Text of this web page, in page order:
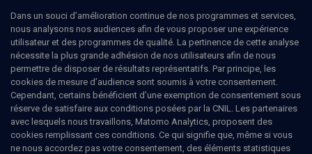
Conseil International des Femmes Juives
Elisabeth Birene est vice-présidente du Conseil International des
Femmes Juives (ICJW).
Ajouter Partager J’aime
Dans un souci d’amélioration continue de nos programmes et services,
nous analysons nos audiences afin de vous proposer une expérience
utilisateur et des programmes de qualité. La pertinence de cette analyse
nécessite la plus grande adhésion de nos utilisateurs afin de nous
permettre de disposer de résultats représentatifs. Par principe, les
cookies de mesure d’audience sont soumis à votre consentement.
Cependant, certains bénéficient d’une exemption de consentement sous
réserve de satisfaire aux conditions posées par la CNIL. Les partenaires
avec lesquels nous travaillons, Matomo Analytics, proposent des
cookies remplissant ces conditions. Ce qui signifie que, même si vous
ne nous accordez pas votre consentement, des éléments statistiques